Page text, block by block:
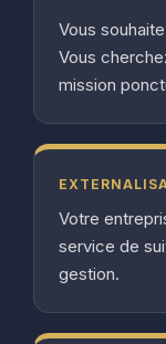
Vous
Vous
mission
Votre
service de
gestion.